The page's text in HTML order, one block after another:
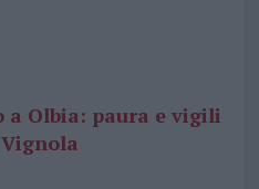
a Olbia: paura e vigili